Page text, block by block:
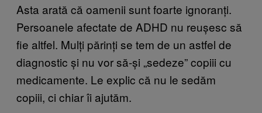
Asta arată că oamenii sunt foarte ignoranți.
Persoanele afectate de ADHD nu reușesc să
fie altfel. Mulți părinți se tem de un astfel de
diagnostic și nu vor să-și „sedeze” copiii cu
medicamente. Le explic că nu le sedăm
copiii, ci chiar îi ajutăm.